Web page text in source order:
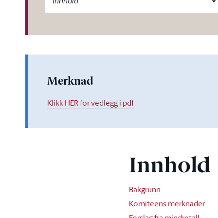
Merknad
Klikk HER for vedlegg i pdf
Innhold
Bakgrunn
Komiteens merknader